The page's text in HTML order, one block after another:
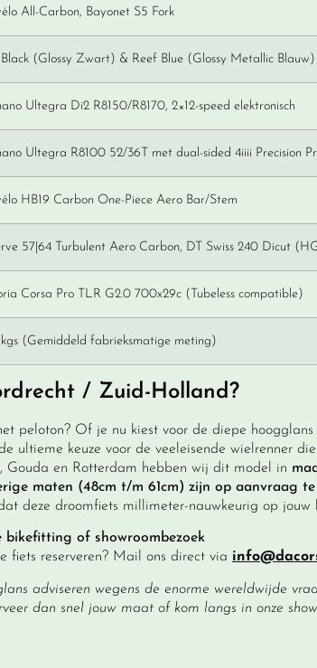
All-Carbon, Bayonet S5 Fork
Black (Glossy Zwart) & Reef Blue (Glossy Metallic Blauw)
Ultegra Di2 R8150/R8170, 2×12-speed elektronisch
Ultegra R8100 52/36T met dual-sided 4iiii Precision
HB19 Carbon One-Piece Aero Bar/Stem
57|64 Turbulent Aero Carbon, DT Swiss 240 Dicut
Corsa Pro TLR G2.0 700x29c (Tubeless compatible)
kgs (Gemiddeld fabrieksmatige meting)
/ Zuid-Holland?
peloton? Of je nu kiest voor de diepe hoogglans
ultieme keuze voor de veeleisende wielrenner
Gouda en Rotterdam hebben wij dit model in
maten (48cm t/m 61cm) zijn op aanvraag te
deze droomfiets millimeter-nauwkeurig op
bikefitting of showroombezoek
fiets reserveren? Mail ons direct via
adviseren wegens de enorme wereldwijde
dan snel jouw maat of kom langs in onze